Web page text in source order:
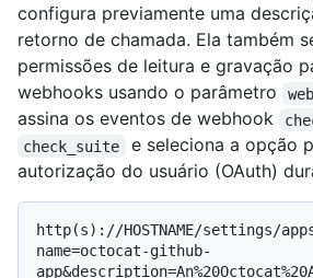
configura previamente uma
retorno de chamada. Ela também
permissões de leitura e gravação
webhooks usando o parâmetro
assina os eventos de webhook
check_suite
e seleciona a opção
autorização do usuário (OAuth)
http(s)://HOSTNAME/settings/
name=octocat-github-